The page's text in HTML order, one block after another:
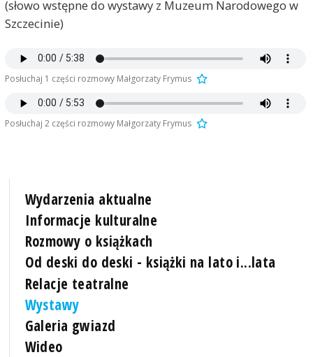
(słowo wstępne do wystawy z Muzeum Narodowego w
Szczecinie)
Posłuchaj 1 części rozmowy Małgorzaty Frymus
Posłuchaj 2 części rozmowy Małgorzaty Frymus
Wydarzenia aktualne
Informacje kulturalne
Rozmowy o książkach
Od deski do deski - książki na lato i...lata
Relacje teatralne
Wystawy
Galeria gwiazd
Wideo